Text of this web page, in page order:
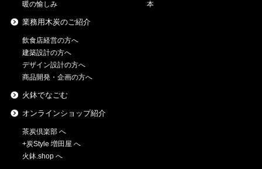
暖の愉しみ
本
業務用木炭のご紹介
飲食店経営の方へ
建築設計の方へ
デザイン設計の方へ
商品開発・企画の方へ
火鉢でなごむ
オンラインショップ紹介
茶炭倶楽部 へ
+炭Style 増田屋 へ
火鉢.shop へ